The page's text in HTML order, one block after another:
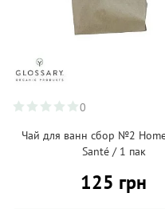
0
Чай для ванн сбор №2
Santé / 1 пак
125 грн